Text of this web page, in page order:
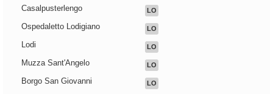
Casalpusterlengo LO
Ospedaletto Lodigiano LO
Lodi LO
Muzza Sant'Angelo LO
Borgo San Giovanni LO